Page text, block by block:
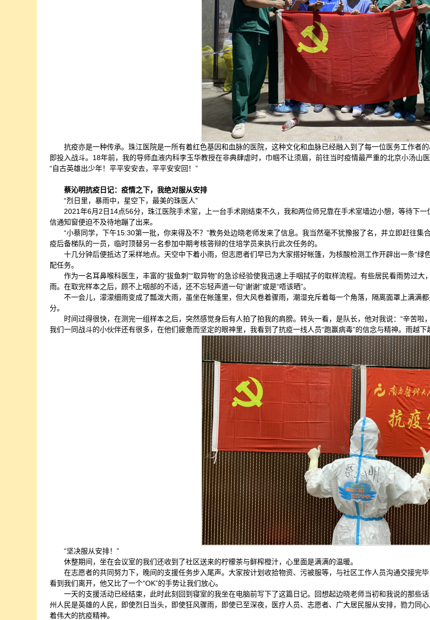
抗疫亦是一种传承。珠江医院是一所有着红色基因和血脉的医院，这种文化和血脉已经融入到了每一位医务工作者
即投入战斗。18年前，我的导师血液内科李玉华教授在非典肆虐时，巾帼不让须眉，前往当时疫情最严重的北京小汤山
“自古英雄出少年！平平安安去，平平安安回！”
蔡沁明抗疫日记：疫情之下，我绝对服从安排
“烈日里，暴雨中，星空下，最美的珠医人”
2021年6月2日14点56分，珠江医院手术室，上一台手术刚结束不久，我和两位师兄靠在手术室墙边小憩，等待下
信通知窗便迫不及待地蹦了出来。
“小蔡同学，下午15:30第一批，你来得及不？”教务处边晓老师发来了信息。我当然毫不犹豫报了名，并立即赶往
疫后备梯队的一员，临时顶替另一名参加中期考核答辩的住培学员来执行此次任务的。
十几分钟后便抵达了采样地点。天空中下着小雨，但志愿者们早已为大家搭好帐篷，为核酸检测工作开辟出一条“
配任务。
作为一名耳鼻喉科医生，丰富的“拔鱼刺”“取异物”的急诊经验使我迅速上手咽拭子的取样流程。有些居民看雨势过
雨。在取完样本之后，顾不上咽部的不适，还不忘轻声道一句“谢谢”或是“唔该晒”。
不一会儿，濛濛细雨变成了瓢泼大雨，虽坐在帐篷里，但大风卷着骤雨，潮湿充斥着每一个角落，隔离面罩上满满
分。
时间过得很快，在测完一组样本之后，突然感觉身后有人拍了拍我的肩膀。转头一看，是队长，他对我说：“辛苦啦
我们一同战斗的小伙伴还有很多，在他们疲惫而坚定的眼神里，我看到了抗疫一线人员“跑赢病毒”的信念与精神。雨越
“坚决服从安排！”
休整期间，坐在会议室的我们还收到了社区送来的柠檬茶与鲜榨橙汁，心里面是满满的温暖。
在志愿者的共同努力下，晚间的支援任务步入尾声。大家按计划收拾物资、污被服等，与社区工作人员沟通交接完
看到我们离开，他又比了一个“OK”的手势让我们放心。
一天的支援活动已经结束，此时此刻回到寝室的我坐在电脑前写下了这篇日记。回想起边晓老师当初和我说的那些
州人民是英雄的人民，即使烈日当头，即使狂风骤雨，即使已至深夜，医疗人员、志愿者、广大居民服从安排，勠力同
着伟大的抗疫精神。